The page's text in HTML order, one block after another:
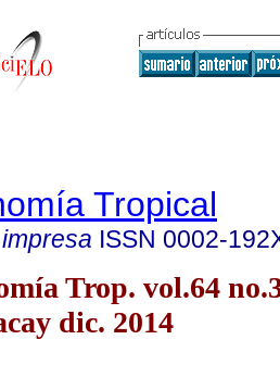
Tropical
ISSN 0002-
Trop. vol.64
dic. 2014